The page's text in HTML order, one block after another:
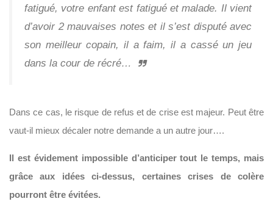
fatigué, votre enfant est fatigué et malade. Il vient
d’avoir 2 mauvaises notes et il s’est disputé avec
son meilleur copain, il a faim, il a cassé un jeu
dans la cour de récré…
Dans ce cas, le risque de refus et de crise est majeur. Peut être
vaut-il mieux décaler notre demande a un autre jour….
Il est évidement impossible d’anticiper tout le temps, mais
grâce aux idées ci-dessus, certaines crises de colère
pourront être évitées.